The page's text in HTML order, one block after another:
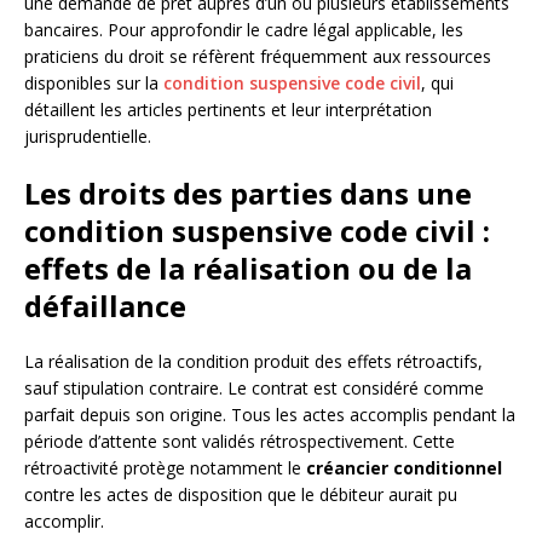
bancaires. Pour approfondir le cadre légal applicable, les
praticiens du droit se réfèrent fréquemment aux ressources
disponibles sur la condition suspensive code civil, qui
détaillent les articles pertinents et leur interprétation
jurisprudentielle.
Les droits des parties dans une
condition suspensive code civil :
effets de la réalisation ou de la
défaillance
La réalisation de la condition produit des effets rétroactifs,
sauf stipulation contraire. Le contrat est considéré comme
parfait depuis son origine. Tous les actes accomplis pendant la
période d’attente sont validés rétrospectivement. Cette
rétroactivité protège notamment le créancier conditionnel
contre les actes de disposition que le débiteur aurait pu
accomplir.